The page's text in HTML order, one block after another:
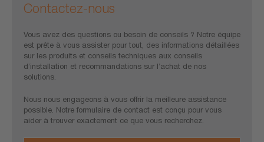
Contactez-nous
Vous avez des questions ou besoin de conseils ? Notre équipe
est prête à vous assister pour tout, des informations détaillées
sur les produits et conseils techniques aux conseils
d’installation et recommandations sur l’achat de nos
solutions.
Nous nous engageons à vous offrir la meilleure assistance
possible. Notre formulaire de contact est conçu pour vous
aider à trouver exactement ce que vous recherchez.